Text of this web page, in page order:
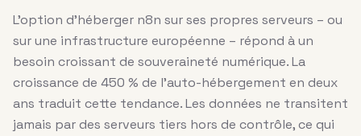
L’option d’héberger n8n sur ses propres serveurs – ou
sur une infrastructure européenne – répond à un
besoin croissant de souveraineté numérique. La
croissance de 450 % de l’auto-hébergement en deux
ans traduit cette tendance. Les données ne transitent
jamais par des serveurs tiers hors de contrôle, ce qui